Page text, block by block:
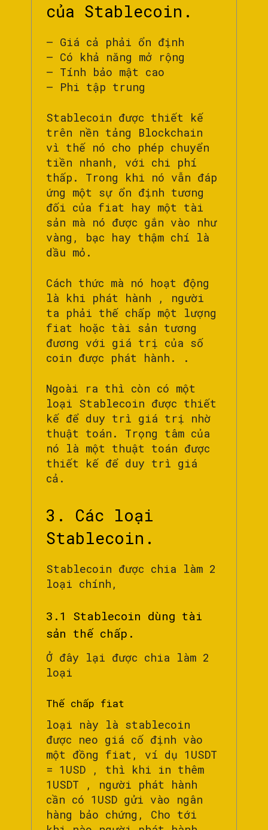
của Stablecoin.
– Giá cả phải ổn định
– Có khả năng mở rộng
– Tính bảo mật cao
– Phi tập trung
Stablecoin được thiết kế
trên nền tảng Blockchain
vì thế nó cho phép chuyển
tiền nhanh, với chi phí
thấp. Trong khi nó vẫn đáp
ứng một sự ổn định tương
đối của fiat hay một tài
sản mà nó được gắn vào như
vàng, bạc hay thậm chí là
dầu mỏ.
Cách thức mà nó hoạt động
là khi phát hành , người
ta phải thế chấp một lượng
fiat hoặc tài sản tương
đương với giá trị của số
coin được phát hành. .
Ngoài ra thì còn có một
loại Stablecoin được thiết
kế để duy trì giá trị nhờ
thuật toán. Trọng tâm của
nó là một thuật toán được
thiết kế để duy trì giá
cả.
3. Các loại
Stablecoin.
Stablecoin được chia làm 2
loại chính,
3.1 Stablecoin dùng tài
sản thế chấp.
Ở đây lại được chia làm 2
loại
Thế chấp fiat
loại này là stablecoin
được neo giá cố định vào
một đồng fiat, ví dụ 1USDT
= 1USD , thì khi in thêm
1USDT , người phát hành
cần có 1USD gửi vào ngân
hàng bảo chứng, Cho tới